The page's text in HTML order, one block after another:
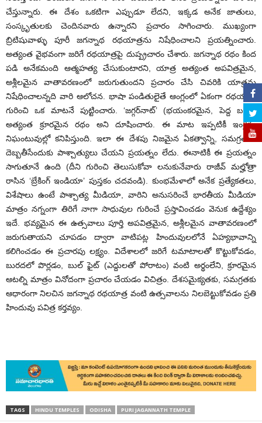
చేస్తున్నారు. ఈ దేశం ఒకటిగా ఎప్పుడూ లేదని, ఇక్కడ అనేక జాతులు,
సంస్కృతులకు చెందినవారు ఉన్నారని ప్రచారం సాగించారు. ముఖ్యంగా
బ్రిటిషువాళ్ళు పూరీ జగన్నాథ రథయాత్రను నిషేధించాలని ప్రయత్నించారు.
అత్యంత వైభవంగా జరిగే రథయాత్రపై దుష్ప్రచారం చేశారు. జగన్నాథ రథం కింద
పడి అనేకమంది ఆత్మహత్య చేసుకుంటారని, యాత్ర అత్యంత అపవిత్రమైన,
అశ్లీలమైన వాతావరణంలో జరుగుతుందని ప్రచారం చేసి చివరికి యాత్రను
నిషేధించాలన్నది వారి ఆలోచన. భాషా పండితులైతే ఆంగ్లంలో ఏకంగా రథయాత్ర
గురించి ఒక మాటనే పుట్టించారు. ‘జగ్గర్‌నాట్‌’ (భయంకరమైన, పెద్ద బండి)
అత్యంత క్రూరమైన రథం అని దూషించారు. ఈ మాట ఇప్పటికీ ఇంగ్లీషు
నిఘంటువుల్లో కనిపిస్తుంది. ఇలా ఈ దేశపు నిజమైన ఏకత్వాన్ని, సమగ్రతను
దెబ్బతీసేందుకు పాశ్చాత్యులు చేయని ప్రయత్నం లేదు. ఈనాటికీ ఈ ప్రయత్నం
సాగుతూనే ఉంది (దీని గురించి తెలుసుకోవా లనుకునేవారు రాజీవ్‌ మల్హోత్రా
రాసిన ‘బ్రేకింగ్‌ ఇండియా’ పుస్తకం చదవండి). కుంభమేళాలో అనేక ప్రత్యేకతలు,
విశేషాలు ఉంటే పాశ్చాత్య మీడియా, వారిని అనుసరించే భారతీయ మీడియా
మాత్రం నగ్నంగా తిరిగే నాగా సాధువుల గురించే ప్రస్తావించడం వెనుక ఉద్దేశ్యం
ఇదే. భవ్యమైన ఈ ఉత్సవాలు పూర్తి అపవిత్రమైన, అశ్లీలమైన వాతావరణంలో
జరుగుతాయని చూపడం ద్వారా వాటిపట్ల హిందువులలోనే ఏహ్యభావాన్ని
కలిగించడం ఈ ప్రచారపు లక్ష్యం. విదేశాలలో జరిగే టమాటాలతో కొట్టుకోవడం,
బురదలో పొర్లడం, బుల్‌ ఫైట్‌ (ఎద్దులతో పోరాటం) వంటి అర్థంలేని, క్రూరమైన
ఆటల్ని మాత్రం వినోదంగా ప్రచారం చేయడం విచిత్రం. దేశసమైక్యతకు, సమగ్రతకు
ఆధారంగా నిలచిన జగన్నాథ రథయాత్ర వంటి ఉత్సవాలను నిలబెట్టుకోవడం ప్రతి
హిందువు పవిత్ర కర్తవ్యం.
TAGS HINDU TEMPLES ODISHA PURI JAGANNATH TEMPLE